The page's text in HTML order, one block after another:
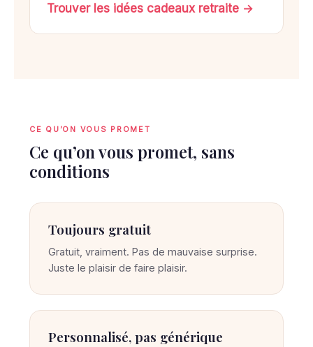
Trouver les idées cadeaux retraite →
CE QU’ON VOUS PROMET
Ce qu’on vous promet, sans
conditions
Toujours gratuit
Gratuit, vraiment. Pas de mauvaise surprise.
Juste le plaisir de faire plaisir.
Personnalisé, pas générique